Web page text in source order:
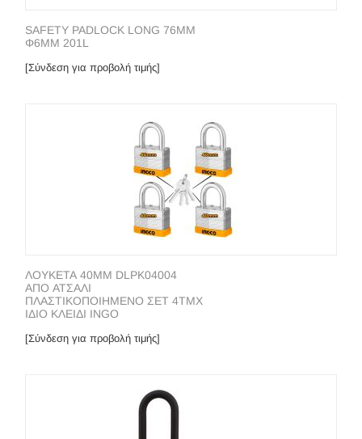
SΑFΕΤΥ ΡΑDLΟCΚ LΟΝG 76ΜΜ
Φ6ΜΜ 201L
[Σύνδεση για προβολή τιμής]
ΛΟΥΚΕΤΑ 40MM DLPK04004
ΑΠΟ ΑΤΣΑΛΙ
ΠΛΑΣΤΙΚΟΠΟΙΗΜΕΝΟ ΣΕΤ 4ΤΜΧ
ΙΔΙΟ ΚΛΕΙΔΙ INGO
[Σύνδεση για προβολή τιμής]